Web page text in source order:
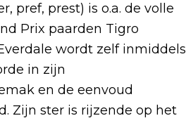
pref, prest) is o.a. de volle
Prix paarden Tigro
wordt zelf inmiddels
in zijn
en de eenvoud
Zijn ster is rijzende op het